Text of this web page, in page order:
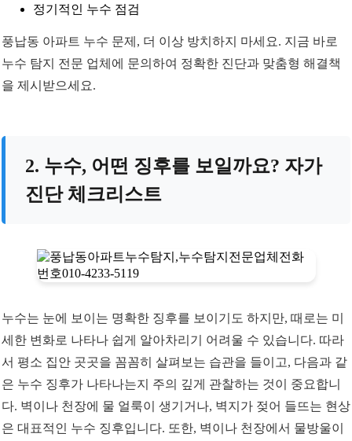
정기적인 누수 점검
풍납동 아파트 누수 문제, 더 이상 방치하지 마세요. 지금 바로
누수 탐지 전문 업체에 문의하여 정확한 진단과 맞춤형 해결책
을 제시받으세요.
2. 누수, 어떤 징후를 보일까요? 자가
진단 체크리스트
누수는 눈에 보이는 명확한 징후를 보이기도 하지만, 때로는 미
세한 변화로 나타나 쉽게 알아차리기 어려울 수 있습니다. 따라
서 평소 집안 곳곳을 꼼꼼히 살펴보는 습관을 들이고, 다음과 같
은 누수 징후가 나타나는지 주의 깊게 관찰하는 것이 중요합니
다. 벽이나 천장에 물 얼룩이 생기거나, 벽지가 젖어 들뜨는 현상
은 대표적인 누수 징후입니다. 또한, 벽이나 천장에서 물방울이